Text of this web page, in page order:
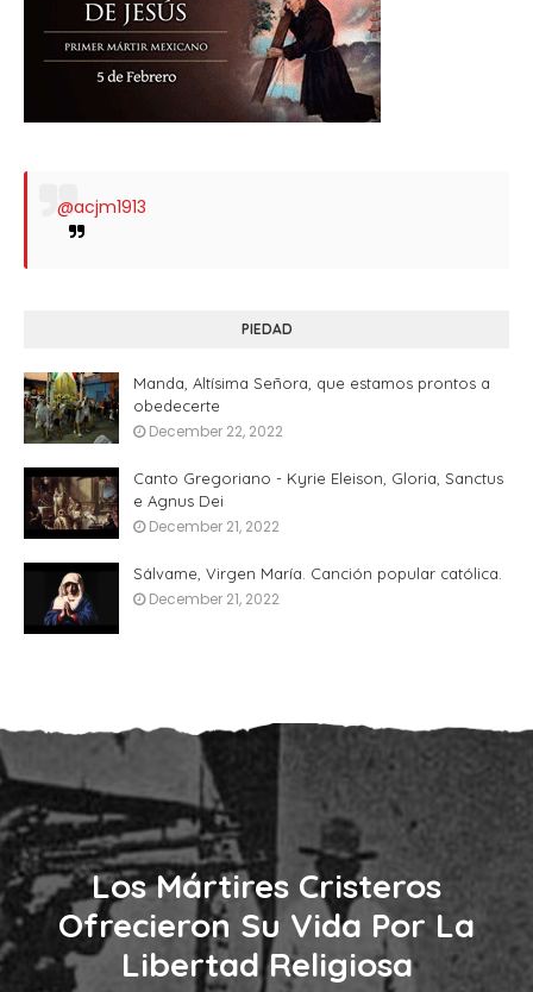
@acjm1913
PIEDAD
Manda, Altísima Señora, que estamos prontos a
obedecerte
December 22, 2022
Canto Gregoriano - Kyrie Eleison, Gloria, Sanctus
e Agnus Dei
December 21, 2022
Sálvame, Virgen María. Canción popular católica.
December 21, 2022
Los Mártires Cristeros
Ofrecieron Su Vida Por La
Libertad Religiosa